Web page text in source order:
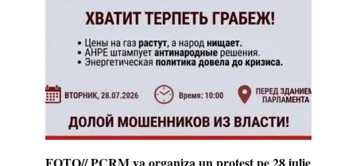
FOTO// PCRM va organiza un protest pe 28 iulie